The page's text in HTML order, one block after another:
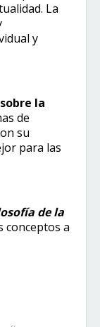
La
y
la
de
su
para las
de la
conceptos a